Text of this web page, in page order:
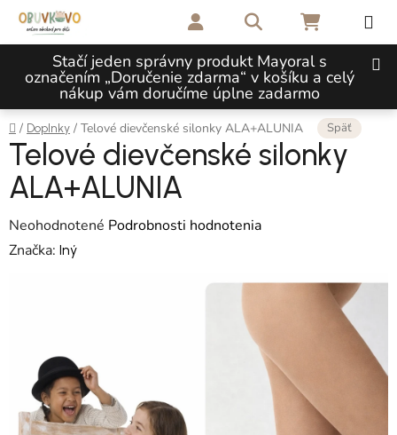
Prejsť na obsah
Stačí jeden správny produkt Mayoral s
označením „Doručenie zdarma“ v košíku a celý
nákup vám doručíme úplne zadarmo
Hľadať NÁKUPNÝ
Domov
/ Doplnky / Telové dievčenské silonky ALA+ALUNIA Späť
Telové dievčenské silonky
ALA+ALUNIA
Priemerné hodnotenie produktu je 0,0 z 5 hviezdičiek.
Neohodnotené Podrobnosti hodnotenia
Značka: Iný